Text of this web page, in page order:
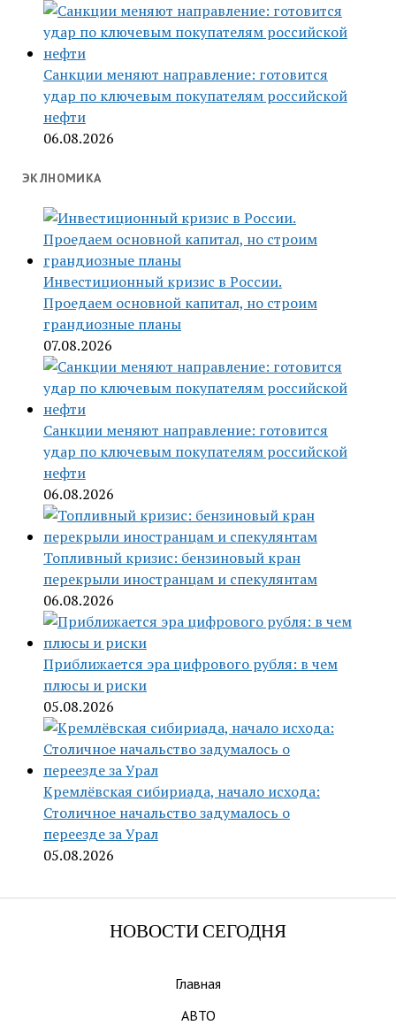
Санкции меняют направление: готовится
удар по ключевым покупателям российской
нефти
06.08.2026
ЭКЛНОМИКА
Инвестиционный кризис в России.
Проедаем основной капитал, но строим
грандиозные планы
07.08.2026
Санкции меняют направление: готовится
удар по ключевым покупателям российской
нефти
06.08.2026
Топливный кризис: бензиновый кран
перекрыли иностранцам и спекулянтам
06.08.2026
Приближается эра цифрового рубля: в чем
плюсы и риски
05.08.2026
Кремлёвская сибириада, начало исхода:
Столичное начальство задумалось о
переезде за Урал
05.08.2026
НОВОСТИ СЕГОДНЯ
Главная
АВТО